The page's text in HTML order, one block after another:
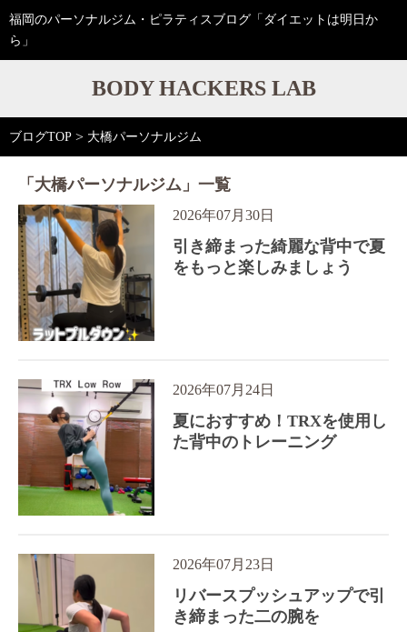
福岡のパーソナルジム・ピラティスブログ「ダイエットは明日か
ら」
BODY HACKERS LAB
ブログTOP > 大橋パーソナルジム
「大橋パーソナルジム」一覧
2026年07月30日
引き締まった綺麗な背中で夏
をもっと楽しみましょう
2026年07月24日
夏におすすめ！TRXを使用し
た背中のトレーニング
2026年07月23日
リバースプッシュアップで引
き締まった二の腕を